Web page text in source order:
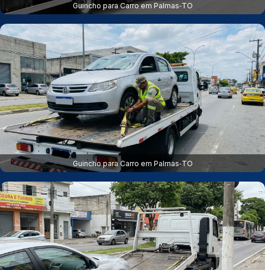
Guincho para Carro em Palmas‑TO
Guincho para Carro em Palmas‑TO